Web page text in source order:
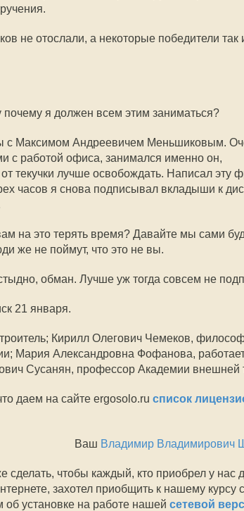
не отослали, а некоторые победители так
я должен всем этим заниматься?
с Максимом Андреевичем Меньшиковым.
с работой офиса, занимался именно он,
текучки лучше освобождать. Написал эту
часов я снова подписывал вкладыши к
на это терять время? Давайте мы сами
же не поймут, что это не вы.
обман. Лучше уж тогда совсем не
21 января.
Кирилл Олегович Чемеков,
Мария Александровна Фофанова,
Сусанян, профессор Академии внешней
даем на сайте ergosolo.ru список
Ваш Владимир Владимирович
сделать, чтобы каждый, кто приобрел у нас
захотел приобщить к нашему курсу
об установке на работе нашей сетевой